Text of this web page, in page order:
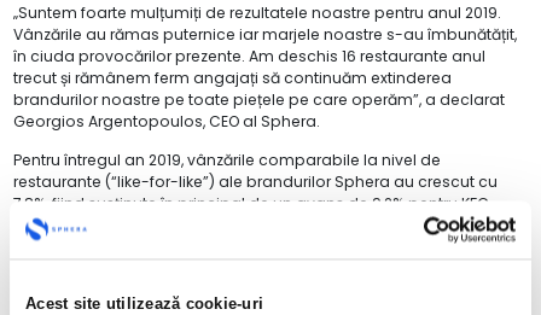
Acest site utilizează cookie-uri
„Suntem foarte mulțumiți de rezultatele noastre pentru anul 2019.
Vânzările au rămas puternice iar marjele noastre s-au îmbunătățit,
în ciuda provocărilor prezente. Am deschis 16 restaurante anul
trecut și rămânem ferm angajați să continuăm extinderea
brandurilor noastre pe toate piețele pe care operăm”, a declarat
Georgios Argentopoulos, CEO al Sphera.
Pentru întregul an 2019, vânzările comparabile la nivel de
restaurante (“like-for-like”) ale brandurilor Sphera au crescut cu
7,8%, fiind susținute în principal de un avans de 9,2% pentru KFC
România, o creștere de 16,2% pentru KFC Moldova și o creștere de
5,6% pentru KFC Italia. În ultimul trimestru al anului, vânzările